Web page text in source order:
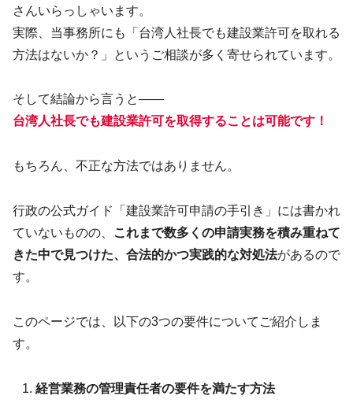
さんいらっしゃいます。
実際、当事務所にも「台湾人社長でも建設業許可を取れる
方法はないか？」というご相談が多く寄せられています。
そして結論から言うと——
台湾人社長でも建設業許可を取得することは可能です！
もちろん、不正な方法ではありません。
行政の公式ガイド「建設業許可申請の手引き」には書かれ
ていないものの、
これまで数多くの申請実務を積み重ねて
きた中で見つけた、合法的かつ実践的な対処法があるので
す。
このページでは、以下の3つの要件についてご紹介しま
す。
経営業務の管理責任者の要件を満たす方法